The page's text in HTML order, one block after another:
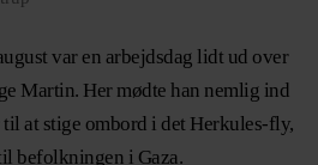
var en arbejdsdag lidt ud over
Martin. Her mødte han nemlig ind
at stige ombord i det Herkules-fly,
befolkningen i Gaza.